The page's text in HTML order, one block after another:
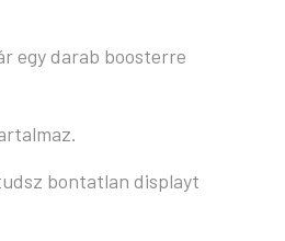
egy darab boosterre
bontatlan displayt